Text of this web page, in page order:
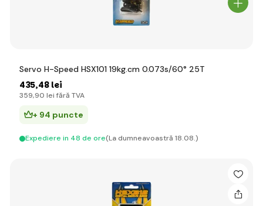
Servo H-Speed HSX101 19kg.cm 0.073s/60° 25T
435,48 lei
359,90 lei fără TVA
+ 94 puncte
Expediere in 48 de ore(La dumneavoastră 18.08.)